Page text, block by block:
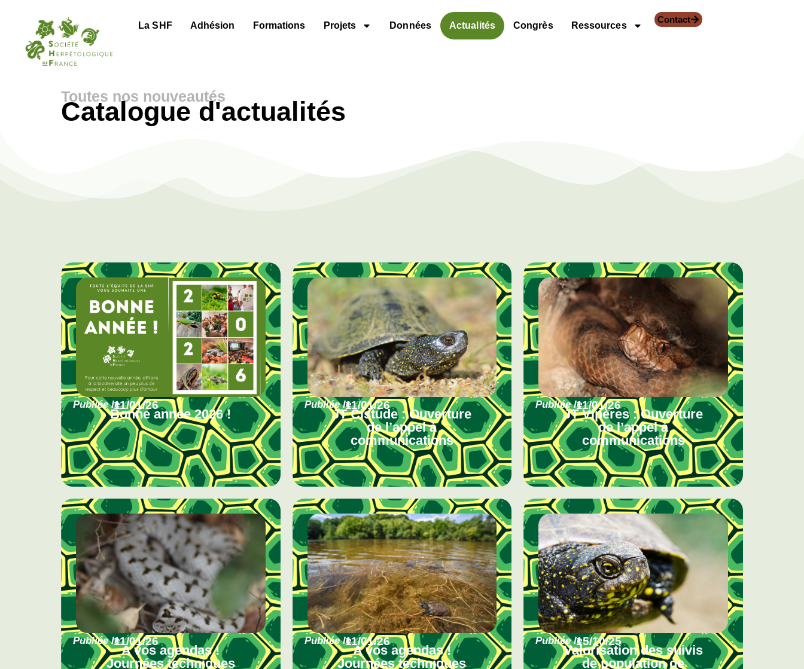
La SHF Adhésion Formations Projets Données Actualités Congrès Ressources
Contact
Toutes nos nouveautés
Catalogue d'actualités
Publiée le11/01/26
Bonne année 2026 !
Publiée le11/01/26
JT Cistude : Ouverture
de l’appel à
communications
Publiée le11/01/26
JT Vipères : Ouverture
de l’appel à
communications
Publiée le11/01/26
A vos agendas !
Journées techniques
Publiée le11/01/26
A vos agendas !
Journées techniques
Publiée le15/10/25
Valorisation des suivis
de population de